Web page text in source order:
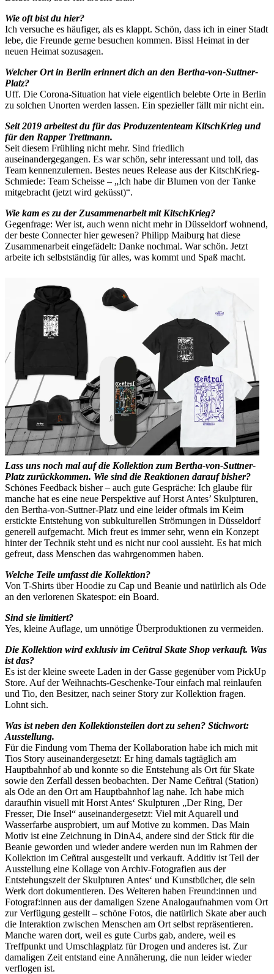
Wie oft bist du hier?
Ich versuche es häufiger, als es klappt. Schön, dass ich in einer Stadt
lebe, die Freunde gerne besuchen kommen. Bissl Heimat in der
neuen Heimat sozusagen.
Welcher Ort in Berlin erinnert dich an den Bertha-von-Suttner-
Platz?
Uff. Die Corona-Situation hat viele eigentlich belebte Orte in Berlin
zu solchen Unorten werden lassen. Ein spezieller fällt mir nicht ein.
Seit 2019 arbeitest du für das Produzententeam KitschKrieg und
für den Rapper Trettmann.
Seit diesem Frühling nicht mehr. Sind friedlich
auseinandergegangen. Es war schön, sehr interessant und toll, das
Team kennenzulernen. Bestes neues Release aus der KitschKrieg-
Schmiede: Team Scheisse – „Ich habe dir Blumen von der Tanke
mitgebracht (jetzt wird geküsst)“.
Wie kam es zu der Zusammenarbeit mit KitschKrieg?
Gegenfrage: Wer ist, auch wenn nicht mehr in Düsseldorf wohnend,
der beste Connecter hier gewesen? Philipp Maiburg hat diese
Zusammenarbeit eingefädelt: Danke nochmal. War schön. Jetzt
arbeite ich selbstständig für alles, was kommt und Spaß macht.
Lass uns noch mal auf die Kollektion zum Bertha-von-Suttner-
Platz zurückkommen. Wie sind die Reaktionen darauf bisher?
Schönes Feedback bisher – auch gute Gespräche: Ich glaube für
manche hat es eine neue Perspektive auf Horst Antes’ Skulpturen,
den Bertha-von-Suttner-Platz und eine leider oftmals im Keim
erstickte Entstehung von subkulturellen Strömungen in Düsseldorf
generell aufgemacht. Mich freut es immer sehr, wenn ein Konzept
hinter der Technik steht und es nicht nur cool aussieht. Es hat mich
gefreut, dass Menschen das wahrgenommen haben.
Welche Teile umfasst die Kollektion?
Von T-Shirts über Hoodie zu Cap und Beanie und natürlich als Ode
an den verlorenen Skatespot: ein Board.
Sind sie limitiert?
Yes, kleine Auflage, um unnötige Überproduktionen zu vermeiden.
Die Kollektion wird exklusiv im Ceñtral Skate Shop verkauft. Was
ist das?
Es ist der kleine sweete Laden in der Gasse gegenüber vom PickUp
Store. Auf der Weihnachts-Geschenke-Tour einfach mal reinlaufen
und Tio, den Besitzer, nach seiner Story zur Kollektion fragen.
Lohnt sich.
Was ist neben den Kollektionsteilen dort zu sehen? Stichwort:
Ausstellung.
Für die Findung vom Thema der Kollaboration habe ich mich mit
Tios Story auseinandergesetzt: Er hing damals tagtäglich am
Hauptbahnhof ab und konnte so die Entstehung als Ort für Skate
sowie den Zerfall dessen beobachten. Der Name Ceñtral (Station)
als Ode an den Ort am Hauptbahnhof lag nahe. Ich habe mich
daraufhin visuell mit Horst Antes‘ Skulpturen „Der Ring, Der
Fresser, Die Insel“ auseinandergesetzt: Viel mit Aquarell und
Wasserfarbe ausprobiert, um auf Motive zu kommen. Das Main
Motiv ist eine Zeichnung in DinA4, andere sind der Stick für die
Beanie geworden und wieder andere werden nun im Rahmen der
Kollektion im Ceñtral ausgestellt und verkauft. Additiv ist Teil der
Ausstellung eine Kollage von Archiv-Fotografien aus der
Entstehungszeit der Skulpturen Antes‘ und Kunstbücher, die sein
Werk dort dokumentieren. Des Weiteren haben Freund:innen und
Fotograf:innen aus der damaligen Szene Analogaufnahmen vom Ort
zur Verfügung gestellt – schöne Fotos, die natürlich Skate aber auch
die Interaktion zwischen Menschen am Ort selbst repräsentieren.
Manche waren dort, weil es gute Curbs gab, andere, weil es
Treffpunkt und Umschlagplatz für Drogen und anderes ist. Zur
damaligen Zeit entstand eine Annäherung, die nun leider wieder
verflogen ist.